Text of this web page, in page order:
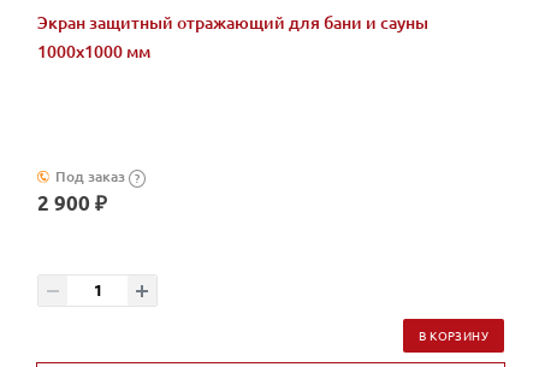
Экран защитный отражающий для бани и сауны
1000х1000 мм
Под заказ ?
2 900 ₽
В КОРЗИНУ